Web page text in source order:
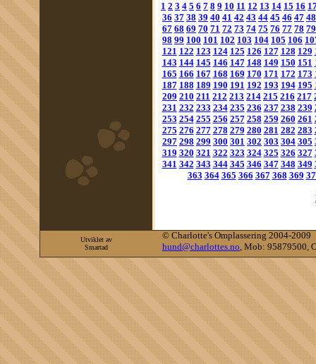
1 2 3 4 5 6 7 8 9 10 11 12 13 14 15 16
36 37 38 39 40 41 42 43 44 45 46 47 48
67 68 69 70 71 72 73 74 75 76 77 78 79
98 99 100 101 102 103 104 105 106
121 122 123 124 125 126 127 128 129
143 144 145 146 147 148 149 150 151
165 166 167 168 169 170 171 172 173
187 188 189 190 191 192 193 194 195
209 210 211 212 213 214 215 216 217
231 232 233 234 235 236 237 238 239
253 254 255 256 257 258 259 260 261
275 276 277 278 279 280 281 282 283
297 298 299 300 301 302 303 304 305
319 320 321 322 323 324 325 326 327
341 342 343 344 345 346 347 348 349
363 364 365 366 367 368 369
Utviklet av
Smartad
© Charlotte's Omplassering 2004-2009
hund@charlottes.no, Mob: 95879500,